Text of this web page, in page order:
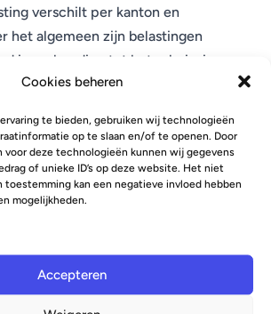
Cookies beheren
te bieden, gebruiken wij technologieën
op te slaan en/of te openen. Door
deze technologieën kunnen wij gegevens
of unieke ID’s op deze website. Het niet
toestemming kan een negatieve invloed hebben
mogelijkheden.
Accepteren
verschilt per kanton en
het algemeen zijn belastingen
in verhouding tot het salarisniveau.
ook sociale premies die
vind je bij de Swiss